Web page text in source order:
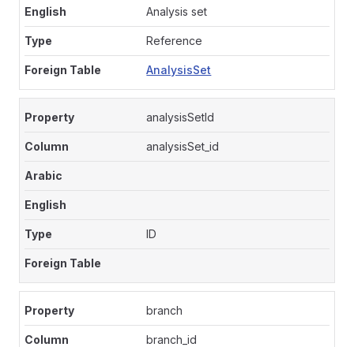
Analysis set
Reference
AnalysisSet
analysisSetId
analysisSet_id
ID
branch
branch_id